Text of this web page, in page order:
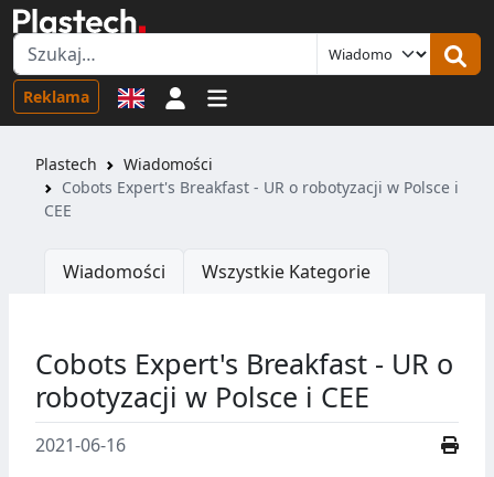
Reklama Logowanie
Plastech
Wiadomości
Cobots Expert's Breakfast - UR o robotyzacji w Polsce i
CEE
Wiadomości Wszystkie Kategorie
Cobots Expert's Breakfast - UR o
robotyzacji w Polsce i CEE
2021-06-16